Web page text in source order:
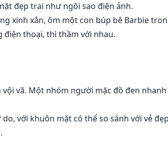
đẹp trai như ngôi sao điện ảnh.
xinh xắn, ôm một con búp bê Barbie
thoại, thì thầm với nhau.
vã. Một nhóm người mặc đồ đen
với khuôn mặt có thể so sánh với vẻ